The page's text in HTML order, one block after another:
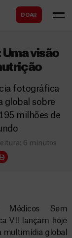
DOAR
visão
fotográfica
global sobre
milhões de
6 minutos
Médicos Sem
VII lançam hoje
multimídia global